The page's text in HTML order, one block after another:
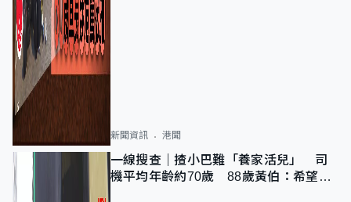
新聞資訊 港聞
一線搜查｜揸小巴難「養家活兒」 司
機平均年齡約70歲 88歲黃伯：希望一